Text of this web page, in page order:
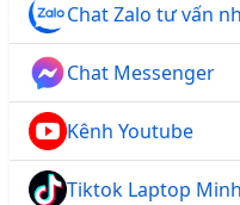
Chat Zalo tư vấn
Chat Messenger
Kênh Youtube
Tiktok Laptop